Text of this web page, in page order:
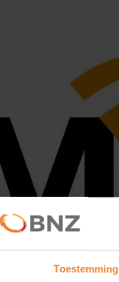
Toestemming